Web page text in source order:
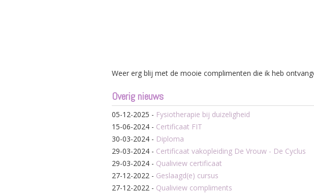
Weer erg blij met de mooie complimenten die ik heb
Overig nieuws
05-12-2025 - Fysiotherapie bij duizeligheid
15-06-2024 - Certificaat FIT
30-03-2024 - Diploma
29-03-2024 - Certificaat vakopleiding De Vrouw - De Cyclus
29-03-2024 - Qualiview certificaat
27-12-2022 - Geslaagd(e) cursus
27-12-2022 - Qualiview compliments